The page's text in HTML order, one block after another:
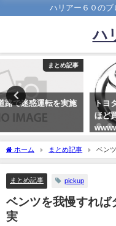
ハリアー６０のブ
ハ
まと
トヨタ車ってよく調べれば調
ほど買う気しなくなるよな
ホーム まとめ記事 ベン
まとめ記事 pickup
ベンツを我慢すれば
実